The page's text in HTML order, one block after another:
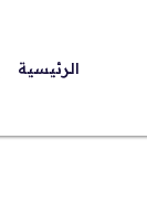
الرئيسية